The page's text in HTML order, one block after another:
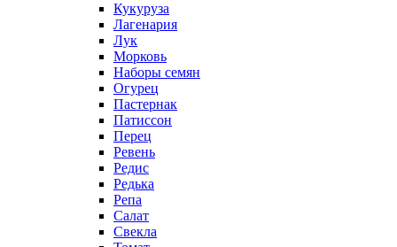
Кукуруза
Лагенария
Лук
Морковь
Наборы семян
Огурец
Пастернак
Патиссон
Перец
Ревень
Редис
Редька
Репа
Салат
Свекла